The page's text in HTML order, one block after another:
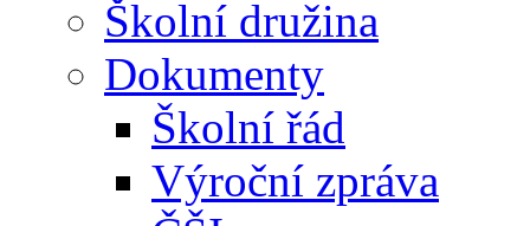
Školní družina
Dokumenty
Školní řád
Výroční zpráva